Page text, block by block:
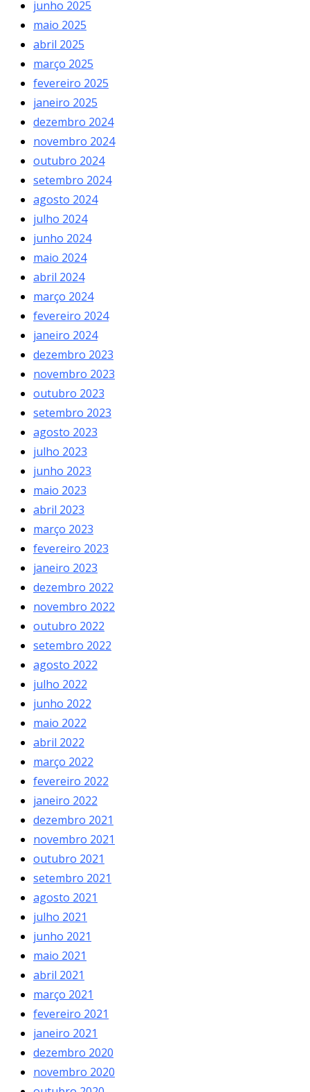
junho 2025
maio 2025
abril 2025
março 2025
fevereiro 2025
janeiro 2025
dezembro 2024
novembro 2024
outubro 2024
setembro 2024
agosto 2024
julho 2024
junho 2024
maio 2024
abril 2024
março 2024
fevereiro 2024
janeiro 2024
dezembro 2023
novembro 2023
outubro 2023
setembro 2023
agosto 2023
julho 2023
junho 2023
maio 2023
abril 2023
março 2023
fevereiro 2023
janeiro 2023
dezembro 2022
novembro 2022
outubro 2022
setembro 2022
agosto 2022
julho 2022
junho 2022
maio 2022
abril 2022
março 2022
fevereiro 2022
janeiro 2022
dezembro 2021
novembro 2021
outubro 2021
setembro 2021
agosto 2021
julho 2021
junho 2021
maio 2021
abril 2021
março 2021
fevereiro 2021
janeiro 2021
dezembro 2020
novembro 2020